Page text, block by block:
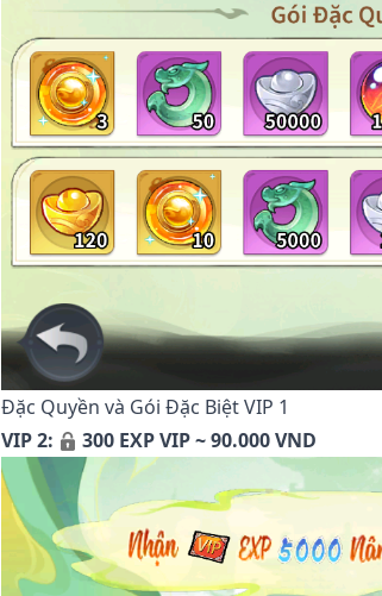
Đặc Quyền và Gói Đặc Biệt VIP 1
VIP 2:
300 EXP VIP ~ 90.000 VND